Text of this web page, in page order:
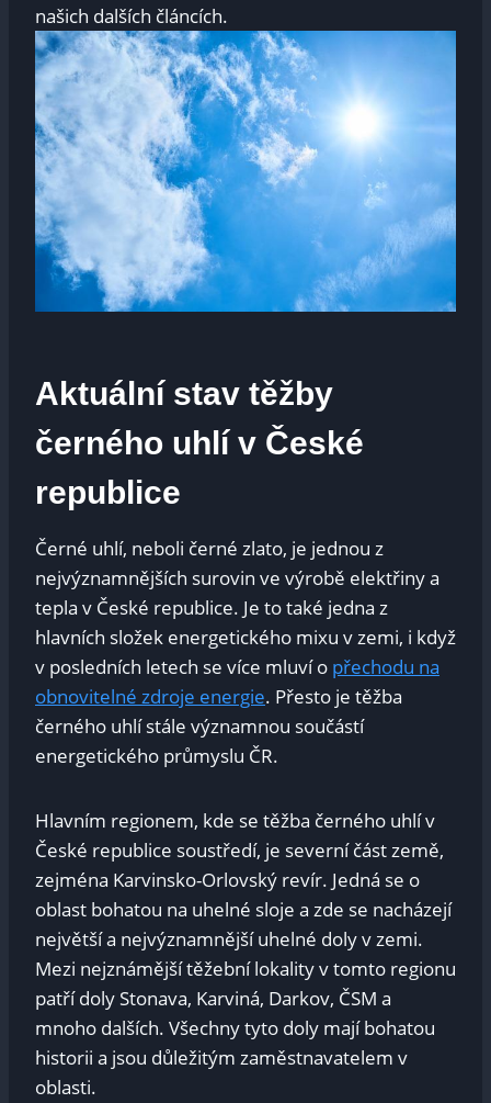
našich dalších článcích.
Aktuální stav těžby
černého uhlí v České
republice
Černé uhlí, neboli černé zlato, je jednou z
nejvýznamnějších surovin ve výrobě elektřiny a
tepla v České republice. Je to také jedna z
hlavních složek energetického mixu v zemi, i když
v posledních letech se více mluví o přechodu na
obnovitelné zdroje energie. Přesto je těžba
černého uhlí stále významnou součástí
energetického průmyslu ČR.
Hlavním regionem, kde se těžba černého uhlí v
České republice soustředí, je severní část země,
zejména Karvinsko-Orlovský revír. Jedná se o
oblast bohatou na uhelné sloje a zde se nacházejí
největší a nejvýznamnější uhelné doly v zemi.
Mezi nejznámější těžební lokality v tomto regionu
patří doly Stonava, Karviná, Darkov, ČSM a
mnoho dalších. Všechny tyto doly mají bohatou
historii a jsou důležitým zaměstnavatelem v
oblasti.